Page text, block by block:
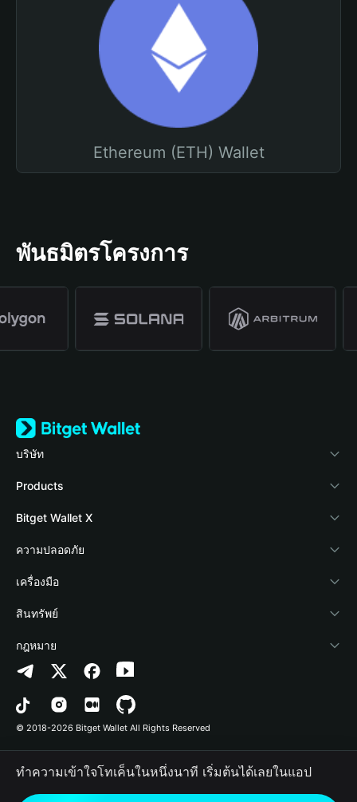
Ethereum (ETH) Wallet
พันธมิตรโครงการ
บริษัท
เกี่ยวกับ Bitget Wallet
Blog
Academy
ข่าวสารด้านคริปโต
ศูนย์ช่วยเหลือ
ติดต่อเรา
ทรัพยากรข้อมูลของแบรนด์
อาชีพ
Products
Crypto Card
Stablecoin Earn
Payfi Crypto
Crypto Swap API
Altcoin Season Index
Prediction Markets
DApp
RWA
Bitget Wallet X
นักพัฒนา
เชื่อมต่อ Wallet
Bitget Wallet Pay
ลิสต์โปรเจกต์
ความปลอดภัย
Protection Fund
เทคโนโลยีความปลอดภัย
เครื่องมือ
ซื้อคริปโต
การตรวจจับการอนุญาต
การตรวจจับสัญญา
การโอนเป็นชุด
สินทรัพย์
Arbitrum
Avalanche
Bitcoin
Polygon
กฎหมาย
นโยบายความเป็นส่วนตัว
ข้อตกลงในการใช้บริการ
© 2018-2026 Bitget Wallet All Rights Reserved
ทำความเข้าใจโทเค็นในหนึ่งนาที เริ่มต้นได้เลยในแอป